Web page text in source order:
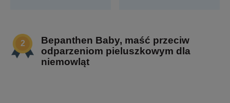
Bepanthen Baby, maść przeciw
odparzeniom pieluszkowym dla
niemowląt